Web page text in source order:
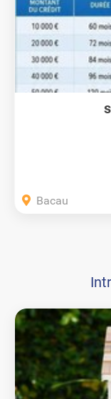
Bacau